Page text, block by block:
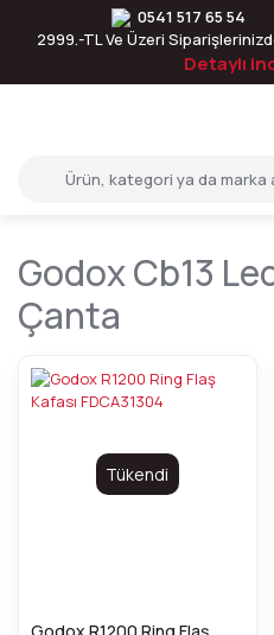
0541 517 65 54
2999.-TL Ve Üzeri
Detaylı
Godox Cb13
Çanta
Tükendi
Godox R1200 Ring Flaş